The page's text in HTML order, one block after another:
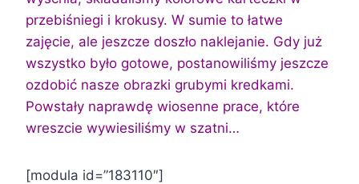
przebiśniegi i krokusy. W sumie to łatwe
zajęcie, ale jeszcze doszło naklejanie. Gdy już
wszystko było gotowe, postanowiliśmy jeszcze
ozdobić nasze obrazki grubymi kredkami.
Powstały naprawdę wiosenne prace, które
wreszcie wywiesiliśmy w szatni…
[modula id=”183110″]